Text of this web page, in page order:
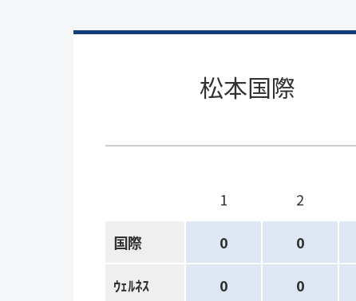
松本国際
1 2
国際 0 0
ｳｪﾙﾈｽ 0 0